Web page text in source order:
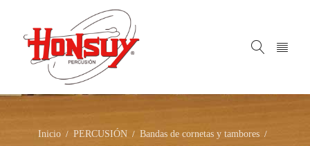
Inicio / PERCUSIÓN / Bandas de cornetas y tambores /